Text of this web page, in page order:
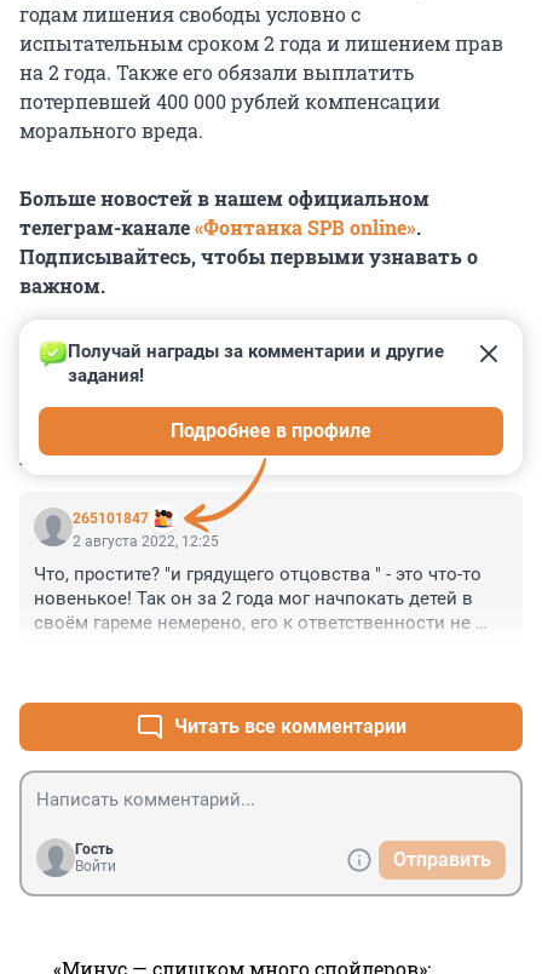
годам лишения свободы условно с
испытательным сроком 2 года и лишением прав
на 2 года. Также его обязали выплатить
потерпевшей 400 000 рублей компенсации
морального вреда.
Больше новостей в нашем официальном
телеграм-канале«Фонтанка SPB online».
Подписывайтесь, чтобы первыми узнавать о
важном.
КОММЕНТАРИИ 1
265101847
Получай награды за комментарии и другие
задания!
Подробнее в профиле
2 августа 2022, 12:25
Что, простите? "и грядущего отцовства " - это что-то
новенькое! Так он за 2 года мог начпокать детей в
своём гареме немерено, его к ответственности не
Читать все комментарии
Гость
Войти
Отправить
«Минус — слишком много спойлеров»: